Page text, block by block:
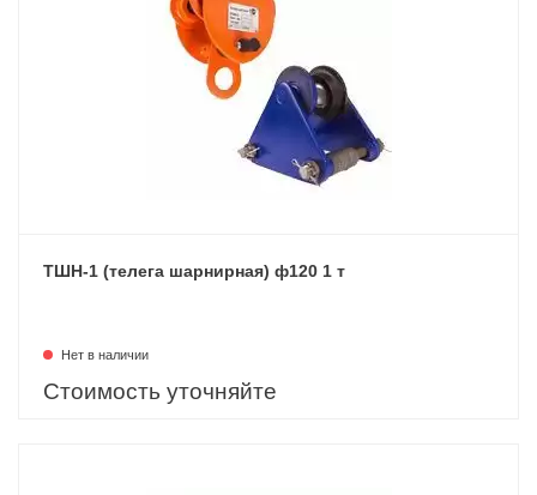
ТШН-1 (телега шарнирная) ф120 1 т
Нет в наличии
Стоимость уточняйте